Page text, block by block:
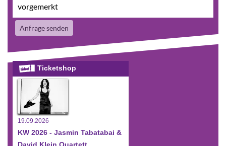
vorgemerkt
Anfrage senden
Ticketshop
19.09.2026
KW 2026 - Jasmin Tabatabai &